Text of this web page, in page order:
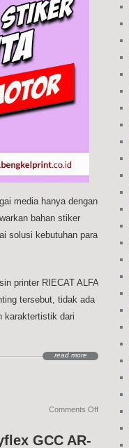
media hanya dengan
bahan stiker
solusi kebutuhan para
printer RIECAT ALFA
tersebut, tidak ada
karaktertistik dari
read more
GCC AR-
Comments Offon
Cutting